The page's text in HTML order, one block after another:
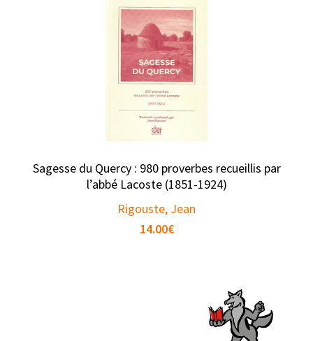
Sagesse du Quercy : 980 proverbes recueillis par
l’abbé Lacoste (1851-1924)
Rigouste, Jean
14.00€